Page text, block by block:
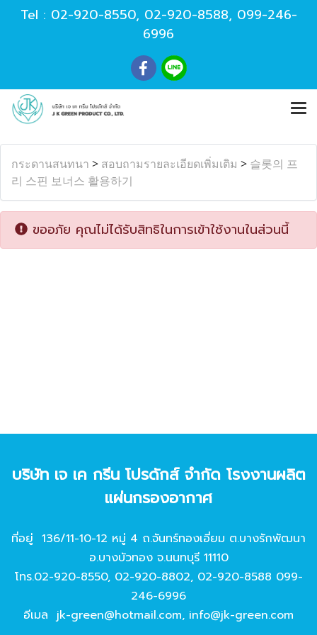
Tel : 02-920-8550, 02-920-8588, 099-246-
6996
กระดานสนทนา > สอบถามรายละเอียดเพิ่มเติม > 슬롯의 프
리 스핀 보너스 활용하기
ขออภัย คุณไม่ได้รับสิทธิในการเข้าใช้งานในส่วนนี้
บริษัท เจ เค กรีน โปรดักส์ จํากัด โรงงานผลิต
แผ่นกรองอากาศ
ที่อยู่ 136/11-10-12 หมู่ 4 ถ.จันทร์ทองเอี่ยม ต.บางรักพัฒนา
อ.บางบัวทอง จ.นนทบุรี 11110
โทร.02-920-8550, 02-920-8802, 02-920-8588 099-
246-6996
อีเมล jk-green@hotmail.com, info@jk-green.com